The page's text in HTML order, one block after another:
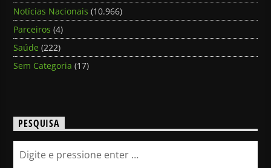
Notícias Nacionais (10.966)
Parceiros (4)
Saúde (222)
Sem Categoria (17)
PESQUISA